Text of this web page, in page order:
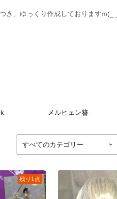
き、ゆっくり作成しておりますm(_
メルヒェン簪
残り1点